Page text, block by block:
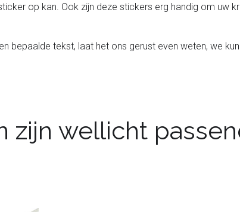
op kan. Ook zijn deze stickers erg handig om uw
tekst, laat het ons gerust even weten, we
zijn wellicht